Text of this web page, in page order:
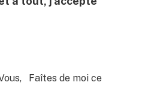
Faîtes de moi ce